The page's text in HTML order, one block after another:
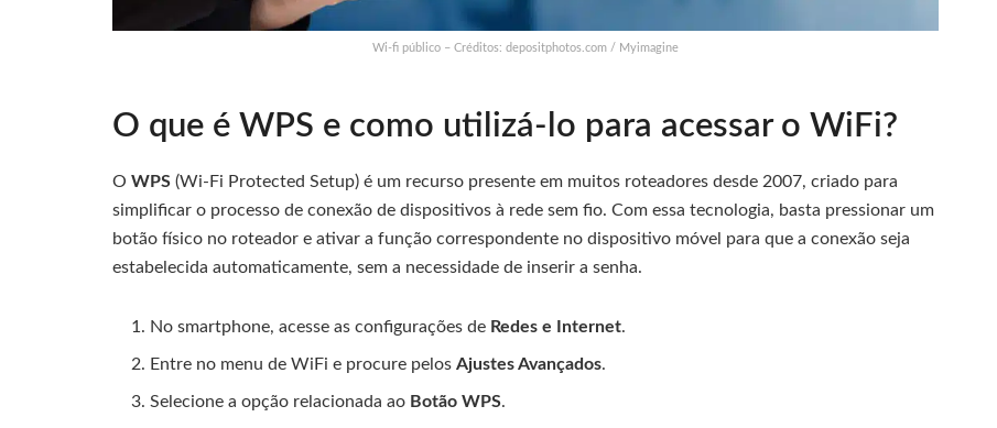
Wi-fi público – Créditos: depositphotos.com / Myimagine
O que é WPS e como utilizá-lo para acessar o WiFi?
O WPS (Wi-Fi Protected Setup) é um recurso presente em muitos roteadores desde 2007, criado para
simplificar o processo de conexão de dispositivos à rede sem fio. Com essa tecnologia, basta pressionar um
botão físico no roteador e ativar a função correspondente no dispositivo móvel para que a conexão seja
estabelecida automaticamente, sem a necessidade de inserir a senha.
No smartphone, acesse as configurações de Redes e Internet.
Entre no menu de WiFi e procure pelosAjustes Avançados.
Selecione a opção relacionada ao Botão WPS.